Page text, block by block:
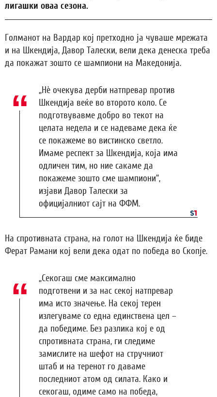
лигашки оваа сезона.
Голманот на Вардар кој претходно ја чуваше мрежата
и на Шкендија, Давор Талески, вели дека денеска треба
да покажат зошто се шампиони на Македонија.
„Нѐ очекува дерби натпревар против
Шкендија веќе во второто коло. Се
подготвувавме добро во текот на
целата недела и се надеваме дека ќе
се покажеме во вистинско светло.
Имаме респект за Шкендија, која има
одличен тим, но ние сакаме да
покажеме зошто сме шампиони“,
изјави Давор Талески за
официјалниот сајт на ФФМ.
На спротивната страна, на голот на Шкендија ќе биде
Ферат Рамани кој вели дека одат по победа во Скопје.
„Секогаш сме максимално
подготвени и за нас секој натпревар
има исто значење. На секој терен
излегуваме со една единствена цел –
да победиме. Без разлика кој е од
спротивната страна, ги следиме
замислите на шефот на стручниот
штаб и на теренот го даваме
последниот атом од силата. Како и
секогаш, одиме само на победа,